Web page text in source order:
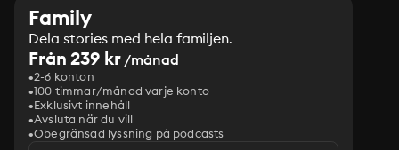
Family
Dela stories med hela familjen.
Från 239 kr/månad
2-6 konton
100 timmar/månad varje konto
Exklusivt innehåll
Avsluta när du vill
Obegränsad lyssning på podcasts